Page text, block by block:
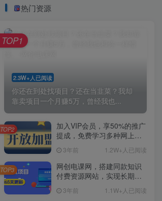
热门资源
2.3W+人已阅读
你还在到处找项目？还在当韭菜？我却
靠卖项目一个月赚5万，曾经我也...
TOP1
加入VIP会员，享50%的推广
提成，免费学习多种网上创
3年前 1.2W+人已阅读
TOP2
网创电课网，搭建同款知识
付费资源网站，实现长期稳
3年前 1.1W+人已阅读
TOP3